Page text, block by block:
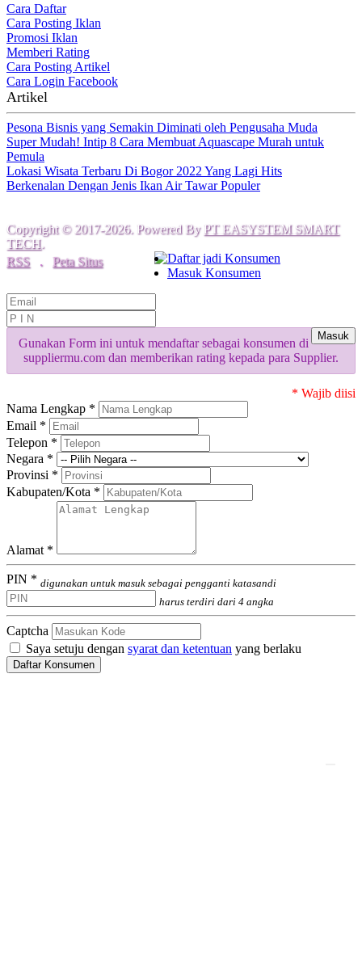
Cara Daftar
Cara Posting Iklan
Promosi Iklan
Memberi Rating
Cara Posting Artikel
Cara Login Facebook
Artikel
Pesona Bisnis yang Semakin Diminati oleh Pengusaha Muda
Super Mudah! Intip 8 Cara Membuat Aquascape Murah untuk
Pemula
Lokasi Wisata Terbaru Di Bogor 2022 Yang Lagi Hits
Berkenalan Dengan Jenis Ikan Air Tawar Populer
Copyright © 2017-2026. Powered By PT EASYSTEM SMART
TECH.
RSS
. Peta Situs
Daftar jadi Konsumen
Masuk Konsumen
Masuk
Gunakan Form ini untuk mendaftar sebagai konsumen di
suppliermu.com dan memberikan rating kepada para Supplier.
* Wajib diisi
Nama Lengkap *
Email *
Telepon *
Negara *
Provinsi *
Kabupaten/Kota *
Alamat *
PIN * digunakan untuk masuk sebagai pengganti katasandi
harus terdiri dari 4 angka
Captcha
Saya setuju dengan syarat dan ketentuan yang berlaku
Daftar Konsumen